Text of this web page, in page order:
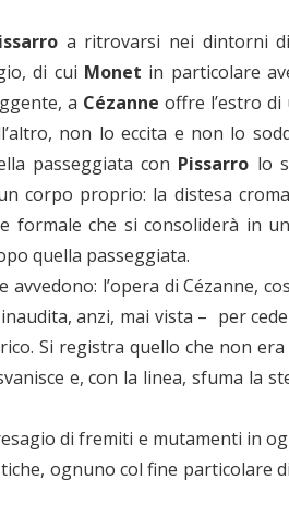
a ritrovarsi nei dintorni di
di cui Monet in particolare
a Cézanne offre l’estro di
non lo eccita e non lo
passeggiata con Pissarro lo
corpo proprio: la distesa
formale che si consoliderà in
quella passeggiata.
avvedono: l’opera di Cézanne,
anzi, mai vista – per
Si registra quello che non
e, con la linea, sfuma la
di fremiti e mutamenti in
ognuno col fine particolare